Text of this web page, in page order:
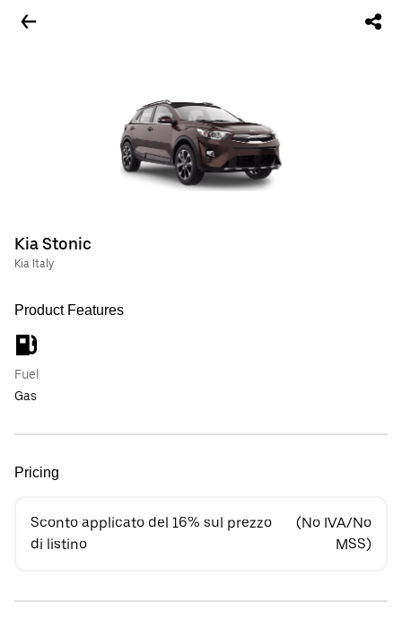
Kia Stonic
Kia Italy
Product Features
Fuel
Gas
Pricing
Sconto applicato del 16% sul prezzo
di listino
(No IVA/No
MSS)